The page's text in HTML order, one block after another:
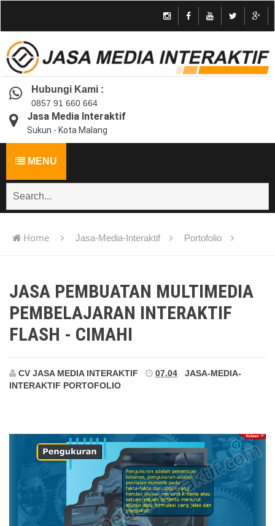
Hubungi Kami :
0857 91 660 664
Jasa Media Interaktif
Sukun - Kota Malang
MENU
Home Jasa-Media-Interaktif Portofolio
JASA PEMBUATAN MULTIMEDIA
PEMBELAJARAN INTERAKTIF
FLASH - CIMAHI
CV JASA MEDIA INTERAKTIF 07.04
JASA-MEDIA-
INTERAKTIF PORTOFOLIO